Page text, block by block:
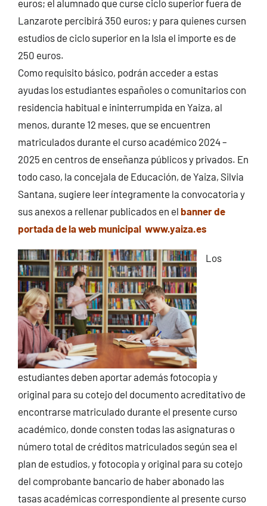
euros; el alumnado que curse ciclo superior fuera de
Lanzarote percibirá 350 euros; y para quienes cursen
estudios de ciclo superior en la Isla el importe es de
250 euros.
Como requisito básico, podrán acceder a estas
ayudas los estudiantes españoles o comunitarios con
residencia habitual e ininterrumpida en Yaiza, al
menos, durante 12 meses, que se encuentren
matriculados durante el curso académico 2024 –
2025 en centros de enseñanza públicos y privados. En
todo caso, la concejala de Educación, de Yaiza, Silvia
Santana, sugiere leer íntegramente la convocatoria y
sus anexos a rellenar publicados en el banner de
portada de la web municipal www.yaiza.es
Los
estudiantes deben aportar además fotocopia y
original para su cotejo del documento acreditativo de
encontrarse matriculado durante el presente curso
académico, donde consten todas las asignaturas o
número total de créditos matriculados según sea el
plan de estudios, y fotocopia y original para su cotejo
del comprobante bancario de haber abonado las
tasas académicas correspondiente al presente curso